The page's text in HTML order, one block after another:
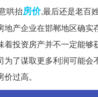
哄抬房价,最后还是老百
地产企业在邯郸地区确实
着投资房产并不一定能够
为了谋取更多利润可能会
过高。